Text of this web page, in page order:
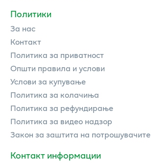
Политики
За нас
Контакт
Политика за приватност
Општи правила и услови
Услови за купување
Политика за колачиња
Политика за рефундирање
Политика за видео надзор
Закон за заштита на потрошувачите
Контакт информации